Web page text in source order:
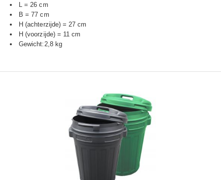
L = 26 cm
B = 77 cm
H (achterzijde) = 27 cm
H (voorzijde) = 11 cm
Gewicht:2,8 kg